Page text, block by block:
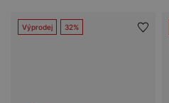
Výprodej 32%